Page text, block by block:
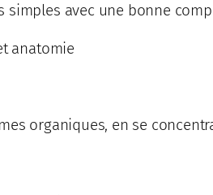
simples avec une bonne
anatomie
organiques, en se